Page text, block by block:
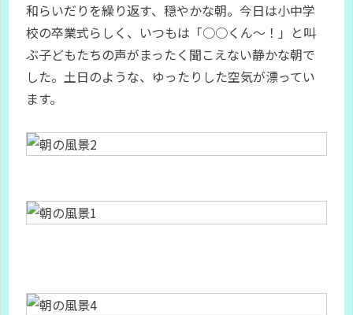
和らいだりを繰り返す、穏やかな朝。今日は小中学
校の卒業式らしく、いつもは「○○くん〜！」と叫
ぶ子どもたちの声がまったく聞こえない静かな朝で
した。土日のような、ゆったりした空気が漂ってい
ます。